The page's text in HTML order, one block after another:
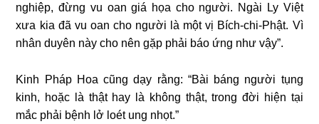
nghiệp, đừng vu oan giá họa cho người. Ngài Ly Việt
xưa kia đã vu oan cho người là một vị Bích-chi-Phật. Vì
nhân duyên này cho nên gặp phải báo ứng như vậy”.
Kinh Pháp Hoa cũng dạy rằng: “Bài báng người tụng
kinh, hoặc là thật hay là không thật, trong đời hiện tại
mắc phải bệnh lở loét ung nhọt.”